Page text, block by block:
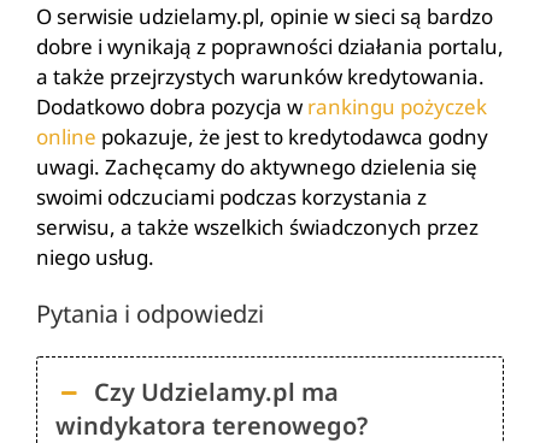
O serwisie udzielamy.pl, opinie w sieci są bardzo
dobre i wynikają z poprawności działania portalu,
a także przejrzystych warunków kredytowania.
Dodatkowo dobra pozycja w rankingu pożyczek
online pokazuje, że jest to kredytodawca godny
uwagi. Zachęcamy do aktywnego dzielenia się
swoimi odczuciami podczas korzystania z
serwisu, a także wszelkich świadczonych przez
niego usług.
Pytania i odpowiedzi
Czy Udzielamy.pl ma
windykatora terenowego?